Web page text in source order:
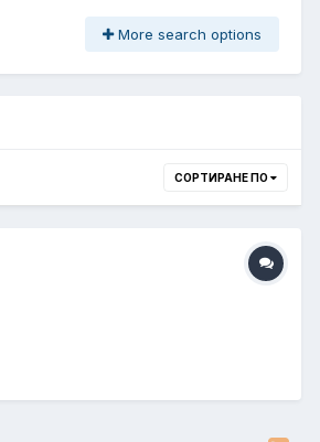
More search options
СОРТИРАНЕ ПО